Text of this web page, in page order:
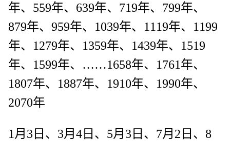
年、559年、639年、719年、799年、
879年、959年、1039年、1119年、1199
年、1279年、1359年、1439年、1519
年、1599年、……1658年、1761年、
1807年、1887年、1910年、1990年、
2070年
1月3日、3月4日、5月3日、7月2日、8